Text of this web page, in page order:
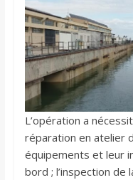
L’opération a
réparation en atelier
équipements et leur
bord ; l’inspection